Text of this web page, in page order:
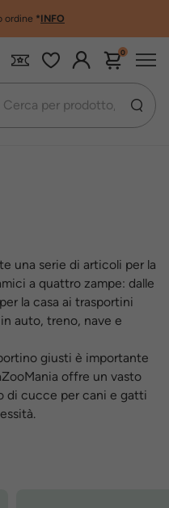
ordine *INFO
0
una serie di articoli per la
a quattro zampe: dalle
la casa ai trasportini
auto, treno, nave e
giusti è importante
offre un vasto
di cucce per cani e gatti